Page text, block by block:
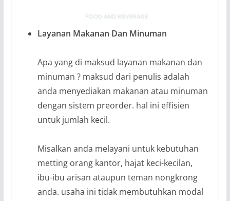
Layanan Makanan Dan Minuman
Apa yang di maksud layanan makanan dan
minuman ? maksud dari penulis adalah
anda menyediakan makanan atau minuman
dengan sistem preorder. hal ini effisien
untuk jumlah kecil.
Misalkan anda melayani untuk kebutuhan
metting orang kantor, hajat keci-kecilan,
ibu-ibu arisan ataupun teman nongkrong
anda. usaha ini tidak membutuhkan modal